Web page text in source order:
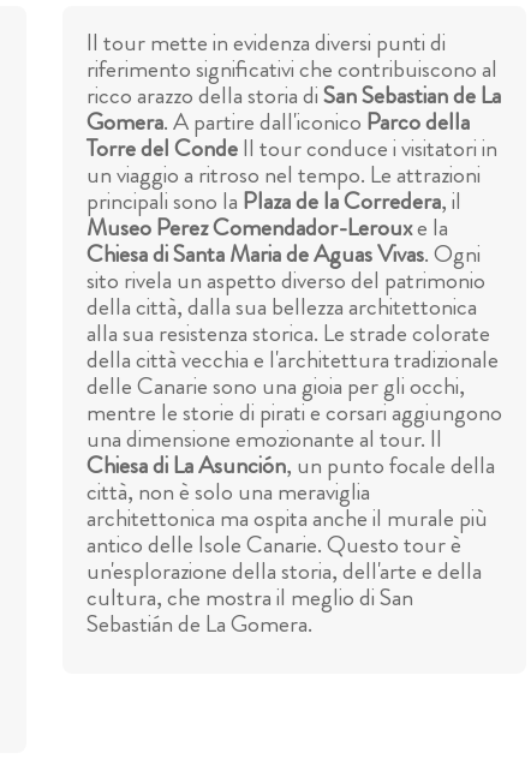
Il tour mette in evidenza diversi punti di
riferimento significativi che contribuiscono al
ricco arazzo della storia diSan Sebastian de La
Gomera. A partire dall'iconico Parco della
Torre del CondeIl tour conduce i visitatori in
un viaggio a ritroso nel tempo. Le attrazioni
principali sono la Plaza de la Corredera, il
Museo Perez Comendador-Lerouxe la
Chiesa di Santa Maria de Aguas Vivas. Ogni
sito rivela un aspetto diverso del patrimonio
della città, dalla sua bellezza architettonica
alla sua resistenza storica. Le strade colorate
della città vecchia e l'architettura tradizionale
delle Canarie sono una gioia per gli occhi,
mentre le storie di pirati e corsari aggiungono
una dimensione emozionante al tour. Il
Chiesa di La Asunción, un punto focale della
città, non è solo una meraviglia
architettonica ma ospita anche il murale più
antico delle Isole Canarie. Questo tour è
un'esplorazione della storia, dell'arte e della
cultura, che mostra il meglio di San
Sebastián de La Gomera.